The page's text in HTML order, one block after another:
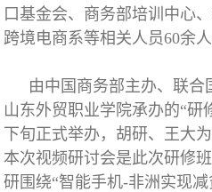
口基金会、商务部培训中心
跨境电商系等相关人员60余
由中国商务部主办、联合
山东外贸职业学院承办的“研
下旬正式举办，胡研、王大
本次视频研讨会是此次研修
研围绕“智能手机-非洲实现